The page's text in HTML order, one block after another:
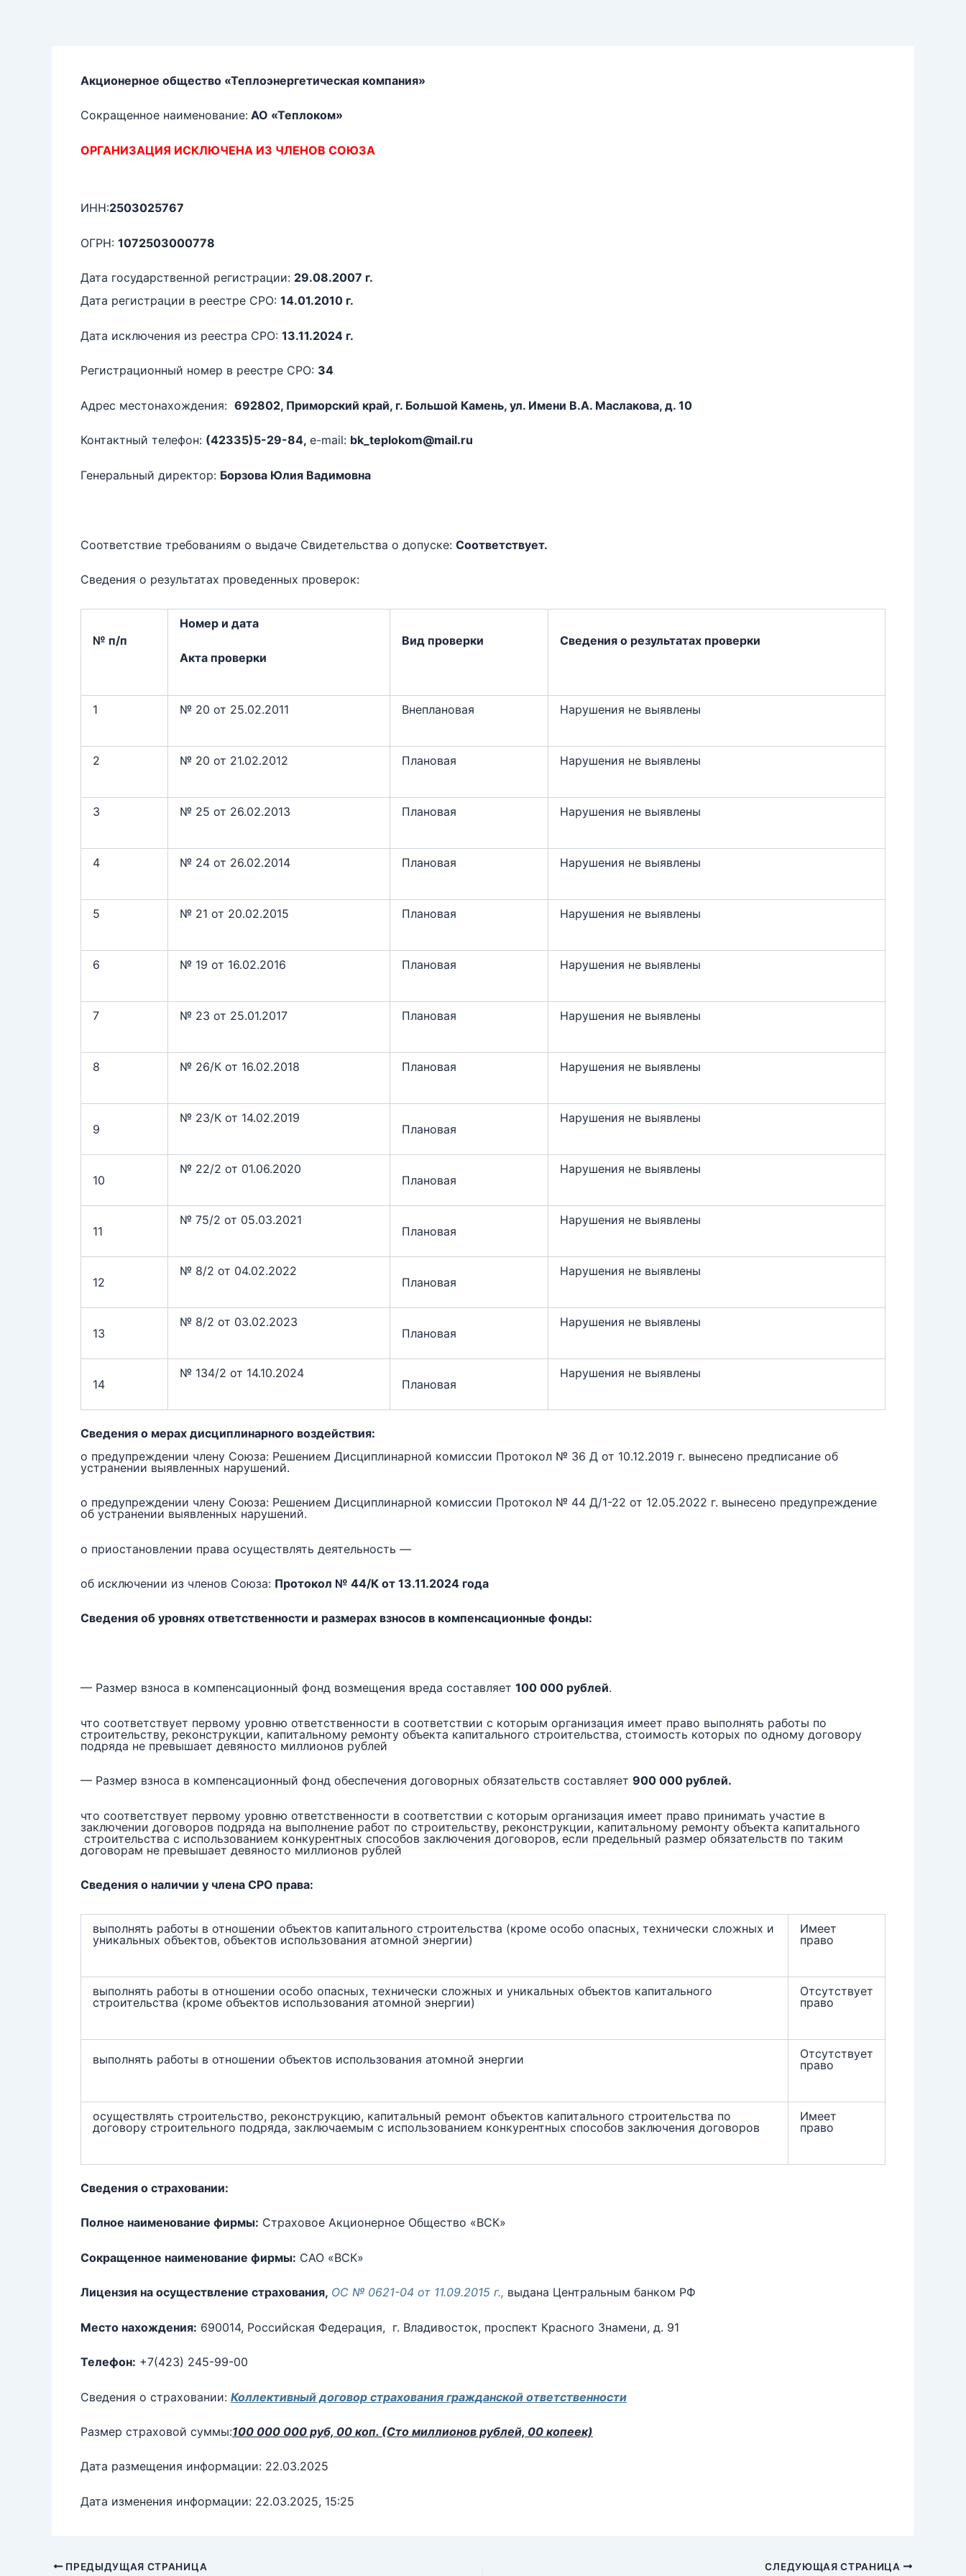
Акционерное общество «Теплоэнергетическая компания»
Сокращенное наименование: АО «Теплоком»
ОРГАНИЗАЦИЯ ИСКЛЮЧЕНА ИЗ ЧЛЕНОВ СОЮЗА
ИНН:2503025767
ОГРН: 1072503000778
Дата государственной регистрации: 29.08.2007 г.
Дата регистрации в реестре СРО: 14.01.2010 г.
Дата исключения из реестра СРО: 13.11.2024 г.
Регистрационный номер в реестре СРО: 34
Адрес местонахождения: 692802, Приморский край, г. Большой Камень, ул. Имени В.А. Маслакова, д. 10
Контактный телефон: (42335)5-29-84, e-mail: bk_teplokom@mail.ru
Генеральный директор: Борзова Юлия Вадимовна
Соответствие требованиям о выдаче Свидетельства о допуске: Соответствует.
Сведения о результатах проведенных проверок:
№ п/п
Номер и дата
Акта проверки
Вид проверки Сведения о результатах проверки
1 № 20 от 25.02.2011 Внеплановая Нарушения не выявлены
2 № 20 от 21.02.2012 Плановая Нарушения не выявлены
3 № 25 от 26.02.2013 Плановая Нарушения не выявлены
4 № 24 от 26.02.2014 Плановая Нарушения не выявлены
5 № 21 от 20.02.2015 Плановая Нарушения не выявлены
6 № 19 от 16.02.2016 Плановая Нарушения не выявлены
7 № 23 от 25.01.2017 Плановая Нарушения не выявлены
8 № 26/К от 16.02.2018 Плановая Нарушения не выявлены
9
№ 23/К от 14.02.2019
Плановая
Нарушения не выявлены
10
№ 22/2 от 01.06.2020
Плановая
Нарушения не выявлены
11
№ 75/2 от 05.03.2021
Плановая
Нарушения не выявлены
12
№ 8/2 от 04.02.2022
Плановая
Нарушения не выявлены
13
№ 8/2 от 03.02.2023
Плановая
Нарушения не выявлены
14
№ 134/2 от 14.10.2024
Плановая
Нарушения не выявлены
Сведения о мерах дисциплинарного воздействия:
о предупреждении члену Союза: Решением Дисциплинарной комиссии Протокол № 36 Д от 10.12.2019 г. вынесено предписание об
устранении выявленных нарушений.
о предупреждении члену Союза: Решением Дисциплинарной комиссии Протокол № 44 Д/1-22 от 12.05.2022 г. вынесено предупреждение
об устранении выявленных нарушений.
о приостановлении права осуществлять деятельность —
об исключении из членов Союза: Протокол № 44/К от 13.11.2024 года
Сведения об уровнях ответственности и размерах взносов в компенсационные фонды:
— Размер взноса в компенсационный фонд возмещения вреда составляет 100 000 рублей.
что соответствует первому уровню ответственности в соответствии с которым организация имеет право выполнять работы по
строительству, реконструкции, капитальному ремонту объекта капитального строительства, стоимость которых по одному договору
подряда не превышает девяносто миллионов рублей
— Размер взноса в компенсационный фонд обеспечения договорных обязательств составляет 900 000 рублей.
что соответствует первому уровню ответственности в соответствии с которым организация имеет право принимать участие в
заключении договоров подряда на выполнение работ по строительству, реконструкции, капитальному ремонту объекта капитального
строительства с использованием конкурентных способов заключения договоров, если предельный размер обязательств по таким
договорам не превышает девяносто миллионов рублей
Сведения о наличии у члена СРО права:
выполнять работы в отношении объектов капитального строительства (кроме особо опасных, технически сложных и
уникальных объектов, объектов использования атомной энергии)
Имеет
право
выполнять работы в отношении особо опасных, технически сложных и уникальных объектов капитального
строительства (кроме объектов использования атомной энергии)
Отсутствует
право
выполнять работы в отношении объектов использования атомной энергии
Отсутствует
право
осуществлять строительство, реконструкцию, капитальный ремонт объектов капитального строительства по
договору строительного подряда, заключаемым с использованием конкурентных способов заключения договоров
Имеет
право
Сведения о страховании:
Полное наименование фирмы: Страховое Акционерное Общество «ВСК»
Сокращенное наименование фирмы: САО «ВСК»
Лицензия на осуществление страхования, ОС № 0621-04 от 11.09.2015 г., выдана Центральным банком РФ
Место нахождения: 690014, Российская Федерация, г. Владивосток, проспект Красного Знамени, д. 91
Телефон: +7(423) 245-99-00
Сведения о страховании: Коллективный договор страхования гражданской ответственности
Размер страховой суммы:100 000 000 руб, 00 коп. (Сто миллионов рублей, 00 копеек)
Дата размещения информации: 22.03.2025
Дата изменения информации: 22.03.2025, 15:25
ПРЕДЫДУЩАЯ СТРАНИЦА СЛЕДУЮЩАЯ СТРАНИЦА